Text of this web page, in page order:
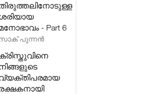
- Part 6
പുന്നൻ